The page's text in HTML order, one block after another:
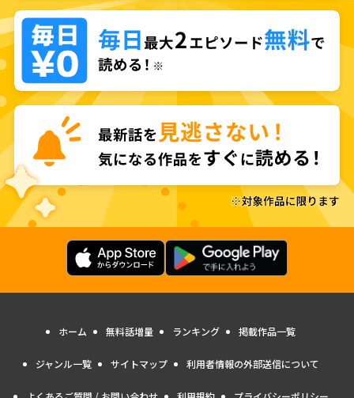
ホーム 無料話増量 ランキング 掲載作品一覧
ジャンル一覧 サイトマップ 利用者情報の外部送信について